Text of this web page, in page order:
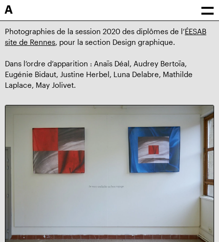
A
Photographies de la session 2020 des diplômes de l’ÉESAB
site de Rennes, pour la section Design graphique.
Dans l’ordre d’apparition : Anaïs Déal, Audrey Bertoïa,
Eugénie Bidaut, Justine Herbel, Luna Delabre, Mathilde
Laplace, May Jolivet.